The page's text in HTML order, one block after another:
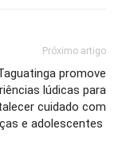
Próximo artigo
promove
lúdicas para
cuidado com
e adolescentes